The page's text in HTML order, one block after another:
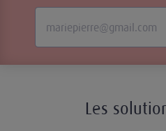
Les